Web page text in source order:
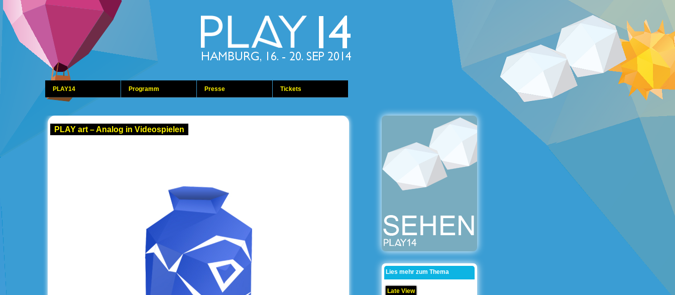
PLAY14 Programm Presse Tickets
PLAY art – Analog in Videospielen
Lies mehr zum Thema
Late View